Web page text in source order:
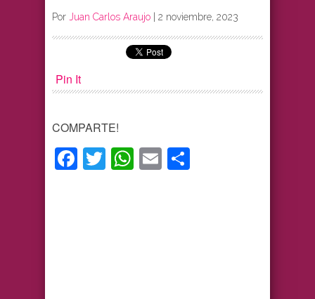
Por Juan Carlos Araujo | 2 noviembre, 2023
Pin It
COMPARTE!
Facebook
TwitterWhatsApp
Email